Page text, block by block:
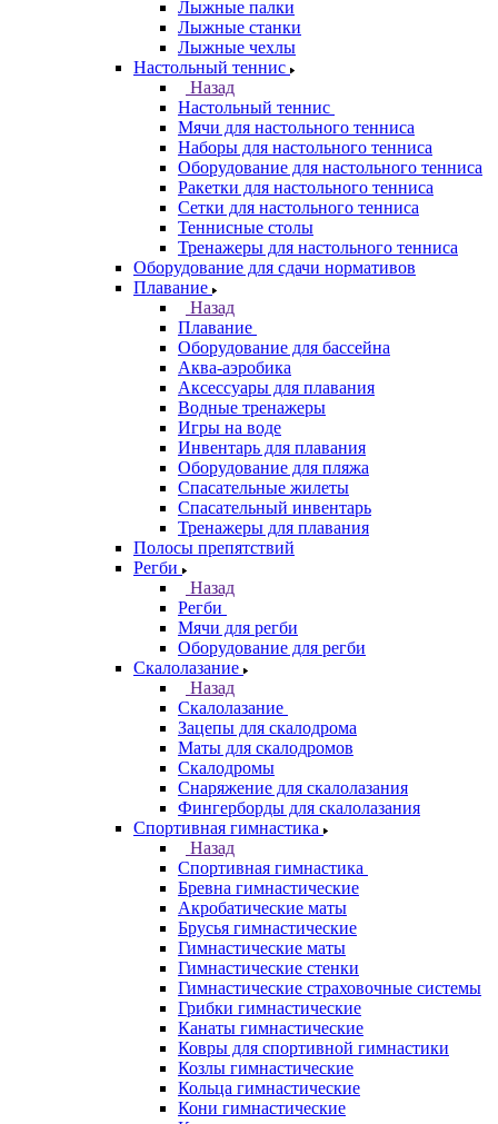
Лыжные палки
Лыжные станки
Лыжные чехлы
Настольный теннис
Назад
Настольный теннис
Мячи для настольного тенниса
Наборы для настольного тенниса
Оборудование для настольного тенниса
Ракетки для настольного тенниса
Сетки для настольного тенниса
Теннисные столы
Тренажеры для настольного тенниса
Оборудование для сдачи нормативов
Плавание
Назад
Плавание
Оборудование для бассейна
Аква-аэробика
Аксессуары для плавания
Водные тренажеры
Игры на воде
Инвентарь для плавания
Оборудование для пляжа
Спасательные жилеты
Спасательный инвентарь
Тренажеры для плавания
Полосы препятствий
Регби
Назад
Регби
Мячи для регби
Оборудование для регби
Скалолазание
Назад
Скалолазание
Зацепы для скалодрома
Маты для скалодромов
Скалодромы
Снаряжение для скалолазания
Фингерборды для скалолазания
Спортивная гимнастика
Назад
Спортивная гимнастика
Бревна гимнастические
Акробатические маты
Брусья гимнастические
Гимнастические маты
Гимнастические стенки
Гимнастические страховочные системы
Грибки гимнастические
Канаты гимнастические
Ковры для спортивной гимнастики
Козлы гимнастические
Кольца гимнастические
Кони гимнастические